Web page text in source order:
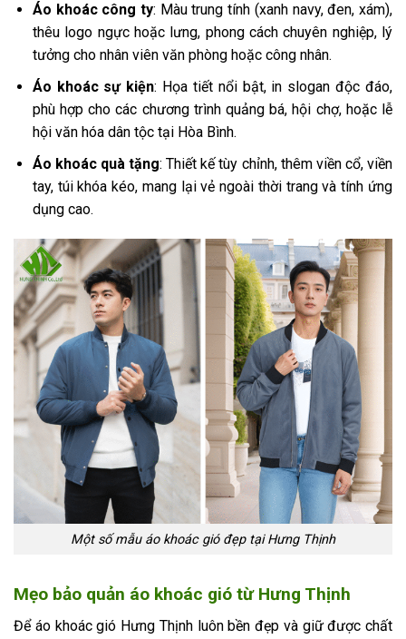
Áo khoác công ty: Màu trung tính (xanh navy, đen, xám),
thêu logo ngực hoặc lưng, phong cách chuyên nghiệp, lý
tưởng cho nhân viên văn phòng hoặc công nhân.
Áo khoác sự kiện: Họa tiết nổi bật, in slogan độc đáo,
phù hợp cho các chương trình quảng bá, hội chợ, hoặc lễ
hội văn hóa dân tộc tại Hòa Bình.
Áo khoác quà tặng: Thiết kế tùy chỉnh, thêm viền cổ, viền
tay, túi khóa kéo, mang lại vẻ ngoài thời trang và tính ứng
dụng cao.
Một số mẫu áo khoác gió đẹp tại Hưng Thịnh
Mẹo bảo quản áo khoác gió từ Hưng Thịnh
Để áo khoác gió Hưng Thịnh luôn bền đẹp và giữ được chất